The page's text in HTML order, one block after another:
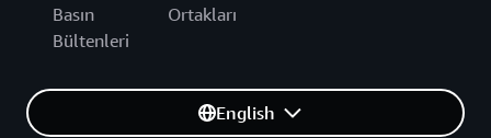
Basın
Bültenleri
Ortakları
English